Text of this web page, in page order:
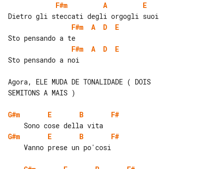
F#m
A
E
F#m
A D
E
F#m
A D
E
Sto pensando a noi
Agora, ELE MUDA DE TONALIDADE ( DOIS
SEMITONS A MAIS )
G#m E B
F#
G#m
E B
F#